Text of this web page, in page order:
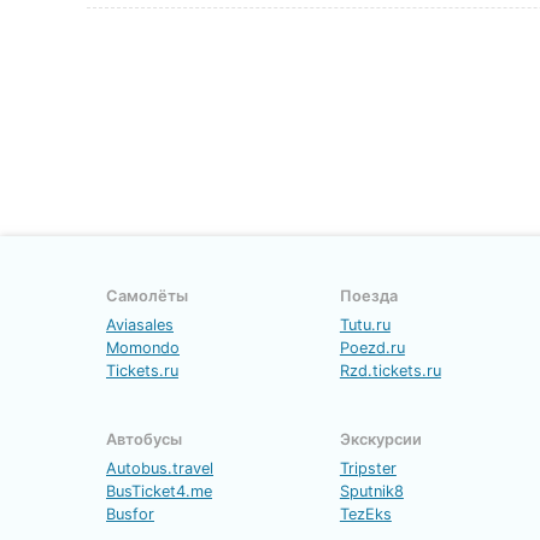
Самолёты
Aviasales
Momondo
Tickets.ru
Поезда
Tutu.ru
Poezd.ru
Rzd.tickets.ru
Автобусы
Autobus.travel
BusTicket4.me
Busfor
Экскурсии
Tripster
Sputnik8
TezEks